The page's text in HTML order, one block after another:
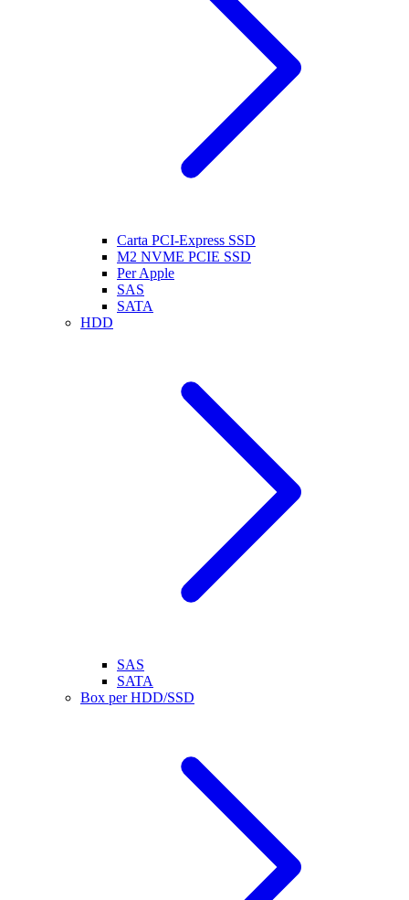
Carta PCI-Express SSD
M2 NVME PCIE SSD
Per Apple
SAS
SATA
HDD
SAS
SATA
Box per HDD/SSD